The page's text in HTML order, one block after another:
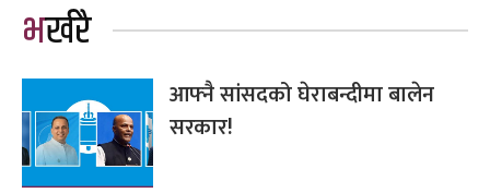
भर्खरै
आफ्नै सांसदको घेराबन्दीमा बालेन
सरकार!